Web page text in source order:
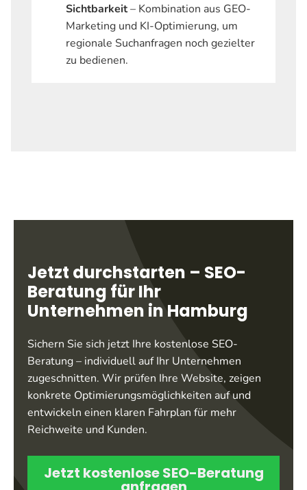
Sichtbarkeit– Kombination aus GEO-
Marketing und KI-Optimierung, um
regionale Suchanfragen noch gezielter
zu bedienen.
Jetzt durchstarten – SEO-
Beratung für Ihr
Unternehmen in Hamburg
Sichern Sie sich jetzt Ihre kostenlose SEO-
Beratung – individuell auf Ihr Unternehmen
zugeschnitten. Wir prüfen Ihre Website, zeigen
konkrete Optimierungsmöglichkeiten auf und
entwickeln einen klaren Fahrplan für mehr
Reichweite und Kunden.
Jetzt kostenlose SEO-Beratung